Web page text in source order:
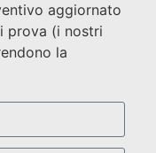
aggiornato
prova (i nostri
la